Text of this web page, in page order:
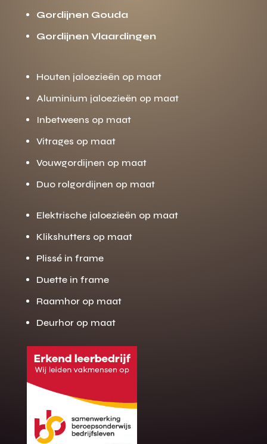
Gratis offerte
op maat?
Binnen 24 uur jouw gratis offerte
Gordijnen Gouda
Gordijnen Vlaardingen
Houten jaloezieën op maat
Aluminium jaloezieën op maat
Inbetweens op maat
Vitrages op maat
Vouwgordijnen op maat
Duo rolgordijnen op maat
Elektrische jaloezieën op maat
Klikshutters op maat
Plissé in frame
Duette in frame
Raamhor op maat
Deurhor op maat